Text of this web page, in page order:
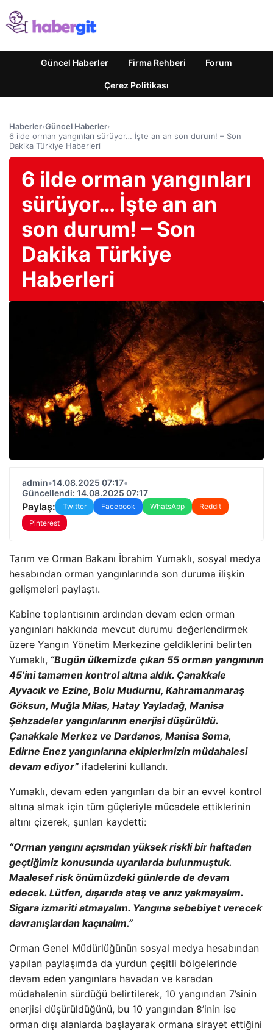
Güncel Haberler Firma Rehberi Forum
Çerez Politikası
Haberler›Güncel Haberler›
6 ilde orman yangınları sürüyor… İşte an an son durum! – Son
Dakika Türkiye Haberleri
6 ilde orman yangınları
sürüyor… İşte an an
son durum! – Son
Dakika Türkiye
Haberleri
admin•14.08.2025 07:17•
Güncellendi: 14.08.2025 07:17
Paylaş: Twitter Facebook WhatsApp
Reddit
Pinterest
Tarım ve Orman Bakanı İbrahim Yumaklı, sosyal medya
hesabından orman yangınlarında son duruma ilişkin
gelişmeleri paylaştı.
Kabine toplantısının ardından devam eden orman
yangınları hakkında mevcut durumu değerlendirmek
üzere Yangın Yönetim Merkezine geldiklerini belirten
Yumaklı, “Bugün ülkemizde çıkan 55 orman yangınının
45’ini tamamen kontrol altına aldık. Çanakkale
Ayvacık ve Ezine, Bolu Mudurnu, Kahramanmaraş
Göksun, Muğla Milas, Hatay Yayladağ, Manisa
Şehzadeler yangınlarının enerjisi düşürüldü.
Çanakkale Merkez ve Dardanos, Manisa Soma,
Edirne Enez yangınlarına ekiplerimizin müdahalesi
devam ediyor” ifadelerini kullandı.
Yumaklı, devam eden yangınları da bir an evvel kontrol
altına almak için tüm güçleriyle mücadele ettiklerinin
altını çizerek, şunları kaydetti:
“Orman yangını açısından yüksek riskli bir haftadan
geçtiğimiz konusunda uyarılarda bulunmuştuk.
Maalesef riskönümüzdeki günlerde de devam
edecek. Lütfen, dışarıda ateş ve anız yakmayalım.
Sigara izmariti atmayalım. Yangına sebebiyet verecek
davranışlardan kaçınalım.”
Orman Genel Müdürlüğünün sosyal medya hesabından
yapılan paylaşımda da yurdun çeşitli bölgelerinde
devam eden yangınlara havadan ve karadan
müdahalenin sürdüğü belirtilerek, 10 yangından 7’sinin
enerjisi düşürüldüğünü, bu 10 yangından 8’inin ise
orman dışı alanlarda başlayarak ormana sirayet ettiğini